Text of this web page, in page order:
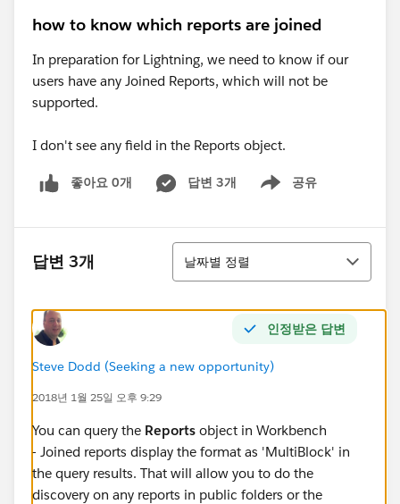
how to know which reports are joined
In preparation for Lightning, we need to know if our
users have any Joined Reports, which will not be
supported.
I don't see any field in the Reports object.
좋아요 0개 답변 3개 공유
Show menu
답변 3개
정렬
날짜별 정렬
인정받은 답변
Steve Dodd (Seeking a new opportunity)
2018년 1월 25일 오후 9:29
You can query the Reports object in Workbench
- Joined reports display the format as 'MultiBlock' in
the query results. That will allow you to do the
discovery on any reports in public folders or the